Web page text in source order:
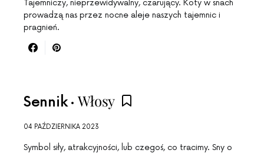
Tajemniczy, nieprzewidywalny, czarujący. Koty w snach
prowadzą nas przez nocne aleje naszych tajemnic i
pragnień.
Sennik Włosy
04 PAŹDZIERNIKA 2023
Symbol siły, atrakcyjności, lub czegoś, co tracimy. Sny o